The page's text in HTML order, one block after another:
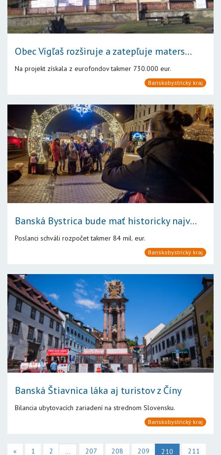
Obec Vígľaš rozširuje a zatepľuje maters...
Na projekt získala z eurofondov takmer 730.000 eur.
Banskobystrický kraj
Banská Bystrica bude mať historicky najv...
Poslanci schváli rozpočet takmer 84 mil. eur.
Banskobystrický kraj
Banská Štiavnica láka aj turistov z Číny
Bilancia ubytovacích zariadení na strednom Slovensku.
Banskobystrický kraj
« 1 2 ... 207 208 209 210
211